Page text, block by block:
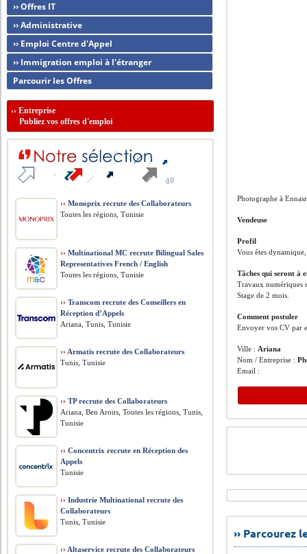
Photographe à
Vendeuse
Profil
Vous êtes
Tâches qui seront à
Travaux numériques
Stage de 2 mois.
Comment postuler
Envoyer vos CV par
Ville : Ariana
Nom / Entreprise :
Email :
››
›› Offres IT
›› Administrative
›› Emploi Centre d'Appel
›› Immigration emploi à l'étranger
Parcourir les Offres
››Entreprise
Publiez vos offres d'emploi
›› Monoprix recrute des Collaborateurs
Toutes les régions, Tunisie
›› Multinational MC recrute Bilingual Sales
Representatives French / English
Toutes les régions, Tunisie
›› Transcom recrute des Conseillers en
Réception d’Appels
Ariana, Tunis, Tunisie
›› Armatis recrute des Collaborateurs
Tunis, Tunisie
›› TP recrute des Collaborateurs
Ariana, Ben Arous, Toutes les régions, Tunis,
Tunisie
›› Concentrix recrute en Réception des
Appels
Tunisie
›› Industrie Multinational recrute des
Collaborateurs
Tunis, Tunisie
›› Altaservice recrute des Collaborateurs